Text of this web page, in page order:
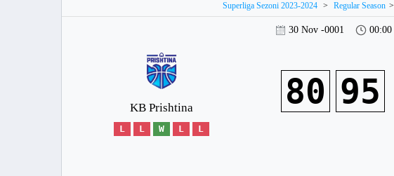
Superliga Sezoni 2023-2024 > Regular Season >
30 Nov -0001 00:00
KB Prishtina
L L W L L
80 95